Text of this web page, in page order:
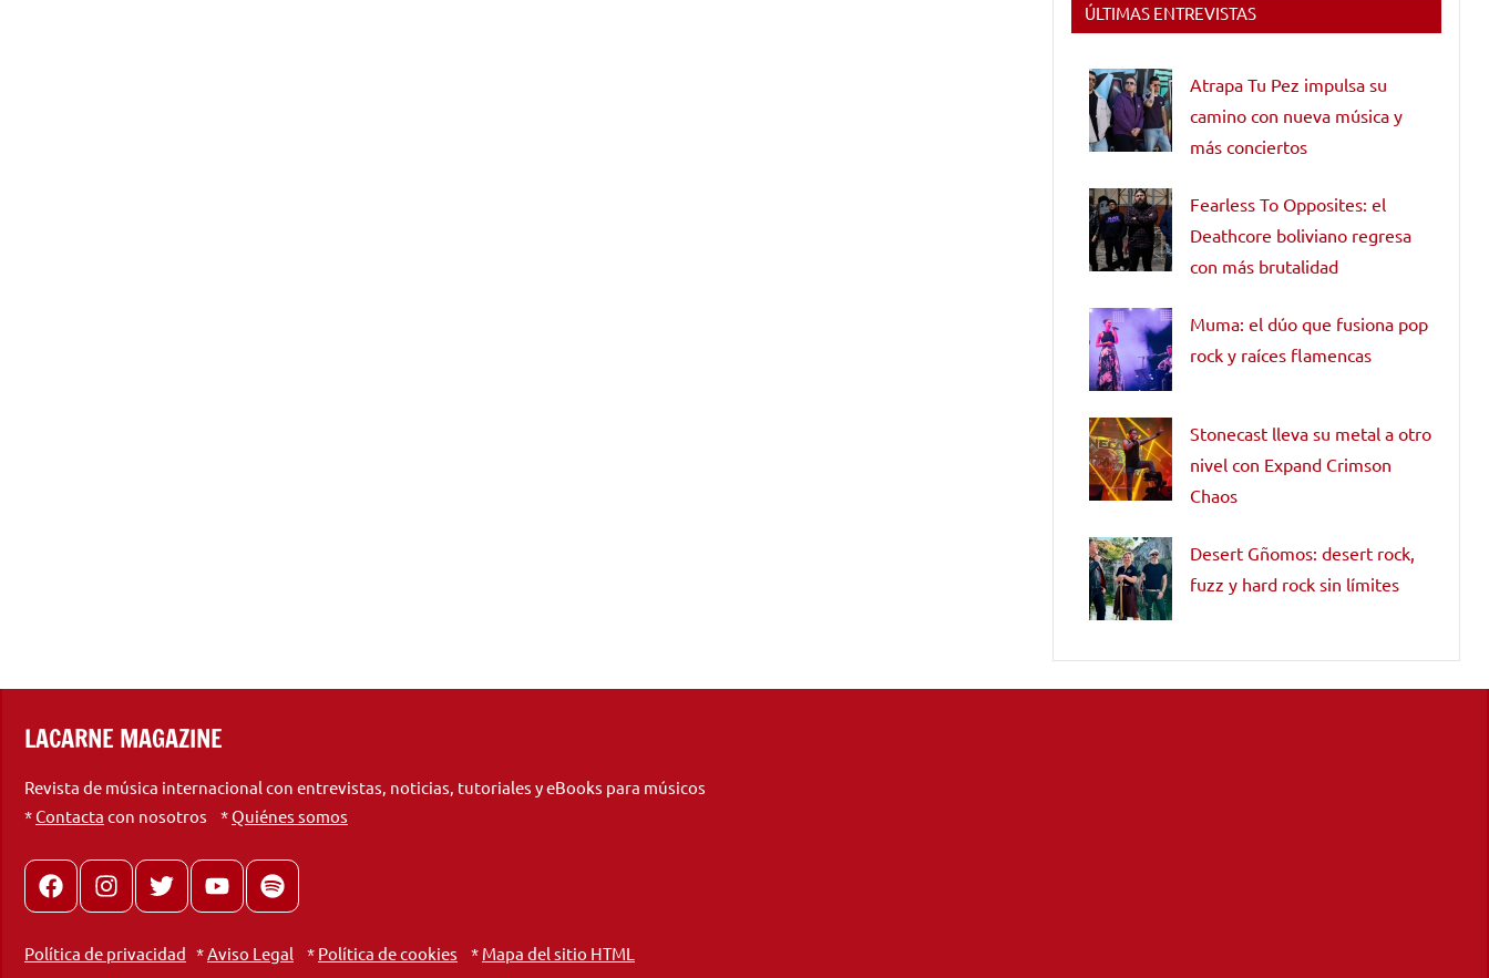
ÚLTIMAS ENTREVISTAS
Atrapa Tu Pez impulsa su
camino con nueva música y
más conciertos
Fearless To Opposites: el
Deathcore boliviano regresa
con más brutalidad
Muma: el dúo que fusiona pop
rock y raíces flamencas
Stonecast lleva su metal a otro
nivel con Expand Crimson
Chaos
Desert Gñomos: desert rock,
fuzz y hard rock sin límites
LACARNE MAGAZINE
Revista de música internacional con entrevistas, noticias, tutoriales y eBooks para músicos
*Contacta con nosotros *Quiénes somos
FacebookInstagram
X youtubespotify
Política de privacidad *Aviso Legal * Política de cookies * Mapa del sitio HTML